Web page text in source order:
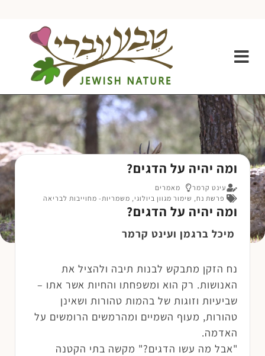
ומה יהיה על הדגים?
עינט קרמר
מאמרים
פרשת נח, שימור מגוון ביולוגי, משמריות- מחוייבות לבריאה
ומה יהיה על הדגים?
מיכל ברגמן ועינט קרמר
נח הזקן מתבקש לבנות תיבה ולהציל את
האנושות. רק הוא ומשפחתו והחיות אשר אתו –
שביעיות וזוגות של בהמות טהורות ושאינן
טהורות, מעוף השמיים ומהרמשים הרומשים על
האדמה.
"אבל מה עשו הדגים?" מקשה בתי הקטנה